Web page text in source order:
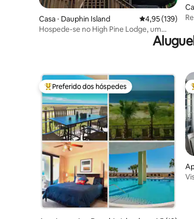
Casa ⋅ Dauphin Island 4,95 de uma
4,95 (139)
Hospede-se no High Pine Lodge, um
Entre os melhores preferidos dos hóspedes
Preferido dos hóspedes
h